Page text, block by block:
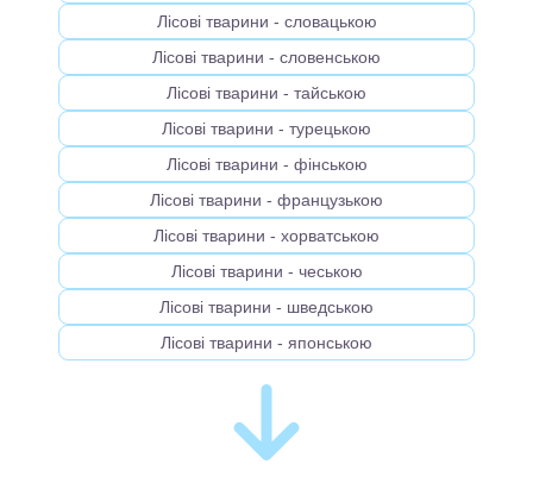
Лісові тварини - словацькою
Лісові тварини - словенською
Лісові тварини - тайською
Лісові тварини - турецькою
Лісові тварини - фінською
Лісові тварини - французькою
Лісові тварини - хорватською
Лісові тварини - чеською
Лісові тварини - шведською
Лісові тварини - японською